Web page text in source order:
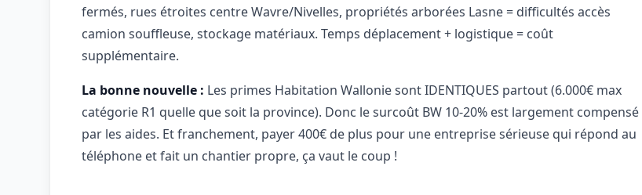
fermés, rues étroites centre Wavre/Nivelles, propriétés arborées Lasne = difficultés accès
camion souffleuse, stockage matériaux. Temps déplacement + logistique = coût
supplémentaire.
La bonne nouvelle : Les primes Habitation Wallonie sont IDENTIQUES partout (6.000€ max
catégorie R1 quelle que soit la province). Donc le surcoût BW 10-20% est largement compensé
par les aides. Et franchement, payer 400€ de plus pour une entreprise sérieuse qui répond au
téléphone et fait un chantier propre, ça vaut le coup !